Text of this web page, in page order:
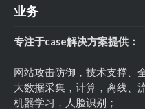
业务
专注于case解决方案提供：
网站攻击防御，技术支撑、
大数据采集，计算，离线、
机器学习，人脸识别；